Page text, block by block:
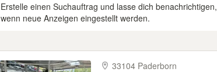
Erstelle einen Suchauftrag und lasse dich benachrichtigen,
wenn neue Anzeigen eingestellt werden.
33104 Paderborn